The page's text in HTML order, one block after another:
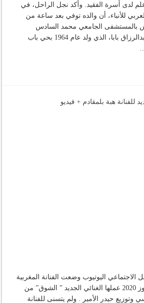
ما علم لدى أسرة الفقيد. وأكد نجل الراحل، في
للأنباء، أن والده توفي بعد ساعة من
بالمستشفى الجامعي محمد السادس
بمراكش. ويعد الفنان عبدالرزاق بابا، الذي ولد عام 1964 بحي باب
هبة بلمقادم + فيديو
الاجتماعي اليوتيوب وضعت الفنانة المغربية
هبة بلمقادم يوم 18 يوليوز 2020 عملها الغنائي الجديد ” الشوق” من
وتوزيع حيدر الأمير . ولم يتسنى للفنانة